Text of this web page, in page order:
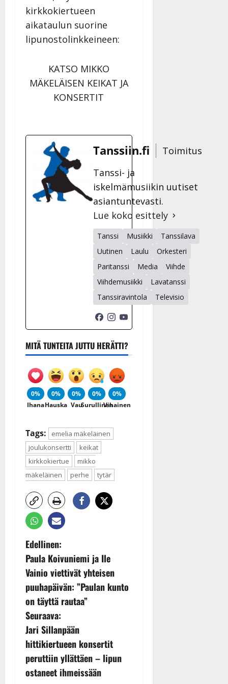
kirkkokiertueen
aikataulun suorine
lipunostolinkkeineen:
KATSO MIKKO
MÄKELÄISEN KEIKAT JA
KONSERTIT
Tanssiin.fi
Toimitus
Tanssi- ja
iskelmämusiikin uutiset
asiantuntevasti.
Lue koko esittely
Tanssi Musiikki
Tanssilava
Uutinen
Laulu
Orkesteri
Paritanssi
Media
Viihde
Viihdemusiikki
Lavatanssi
Tanssiravintola
Televisio
MITÄ TUNTEITA JUTTU HERÄTTI?
0%
Ihana
0%
Hauska
0%
Vau
0%
Surullinen
0%
Vihainen
Tags:
emelia mäkeläinen
joulukonsertti
keikat
kirkkokiertue
mikko
mäkeläinen
perhe tytär
P
o
s
t
n
a
v
Edellinen:
Paula Koivuniemi ja Ile
Vainio viettivät yhteisen
puuhapäivän: ”Paulan kunto
on täyttä rautaa”
Seuraava:
Jari Sillanpään
hittikiertueen konsertit
peruttiin yllättäen – lipun
ostaneet ihmeissään